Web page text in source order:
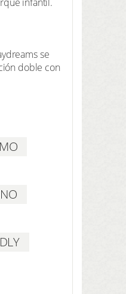
se
doble con